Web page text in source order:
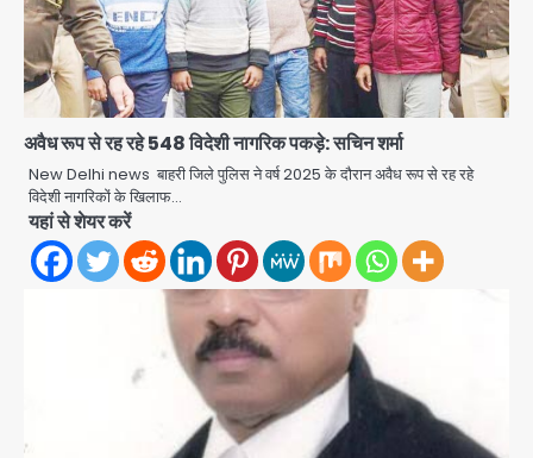
अवैध रूप से रह रहे 548 विदेशी नागरिक पकड़े: सचिन शर्मा
New Delhi news बाहरी जिले पुलिस ने वर्ष 2025 के दौरान अवैध रूप से रह रहे
विदेशी नागरिकों के खिलाफ…
यहां से शेयर करें